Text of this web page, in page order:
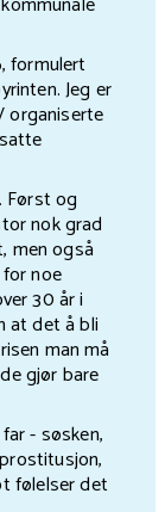
formulert
Jeg er
organiserte
Først og
nok grad
men også
noe
30 år i
at det å bli
man må
gjør bare
- søsken,
følelser det